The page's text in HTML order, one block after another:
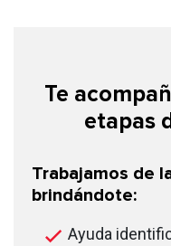
Te
etapas
Trabajamos de
brindándote:
Ayuda